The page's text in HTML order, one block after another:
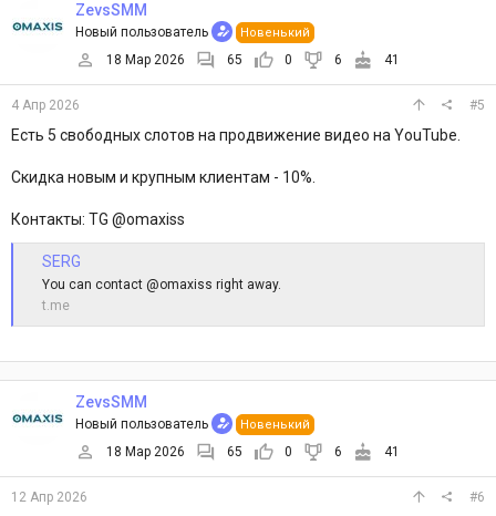
ZevsSMM
Новый пользователь Новенький
18 Мар 2026 65 0 6 41
4 Апр 2026 #5
Есть 5 свободных слотов на продвижение видео на YouTube.
Скидка новым и крупным клиентам - 10%.
Контакты: TG @omaxiss
SERG
You can contact @omaxiss right away.
t.me
ZevsSMM
Новый пользователь Новенький
18 Мар 2026 65 0 6 41
12 Апр 2026 #6